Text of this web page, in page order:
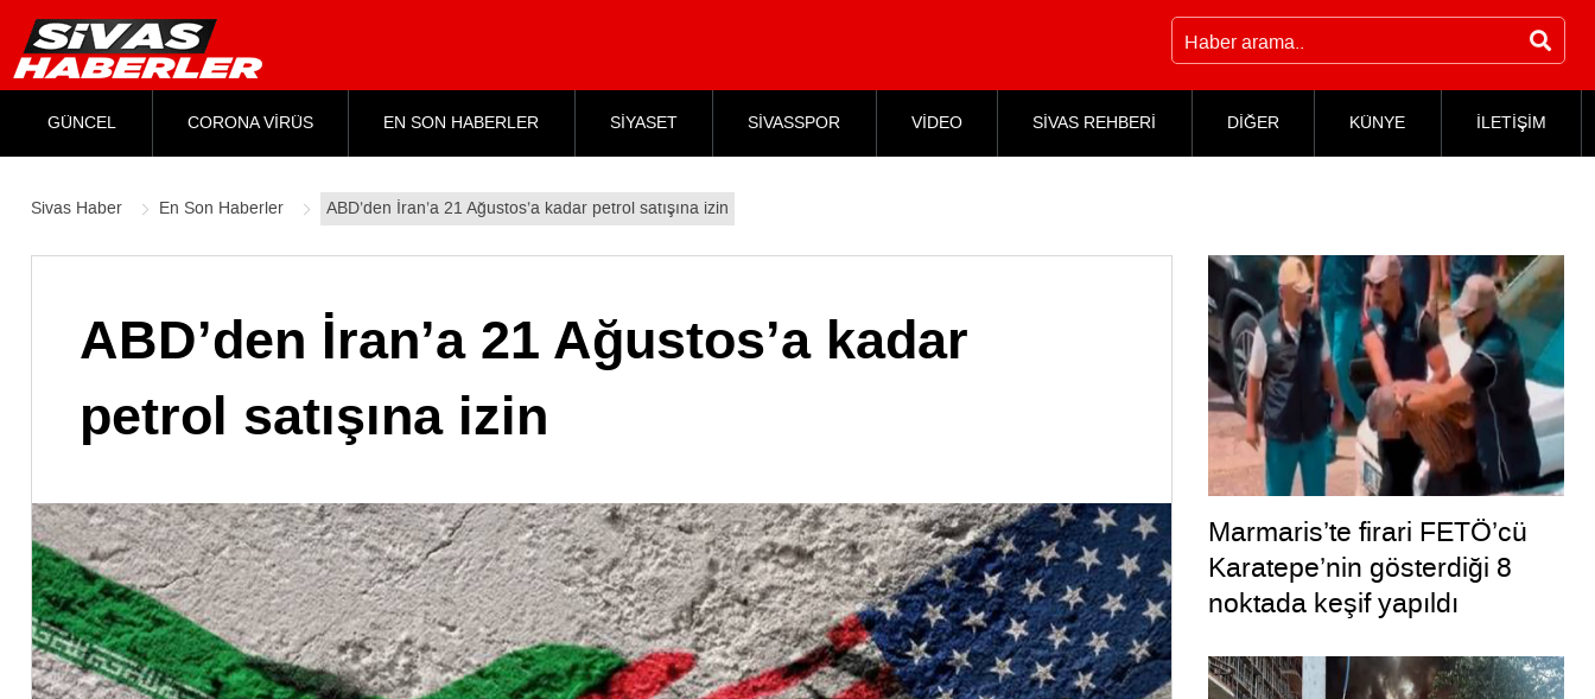
GÜNCEL CORONA VİRÜS EN SON HABERLER SİYASET SİVASSPOR VİDEO SİVAS REHBERİ DİĞER KÜNYE İLETİŞİM
Sivas Haber En Son Haberler ABD’den İran’a 21 Ağustos’a kadar petrol satışına izin
ABD’den İran’a 21 Ağustos’a kadar
petrol satışına izin
Marmaris’te firari FETÖ’cü
Karatepe’nin gösterdiği 8
noktada keşif yapıldı